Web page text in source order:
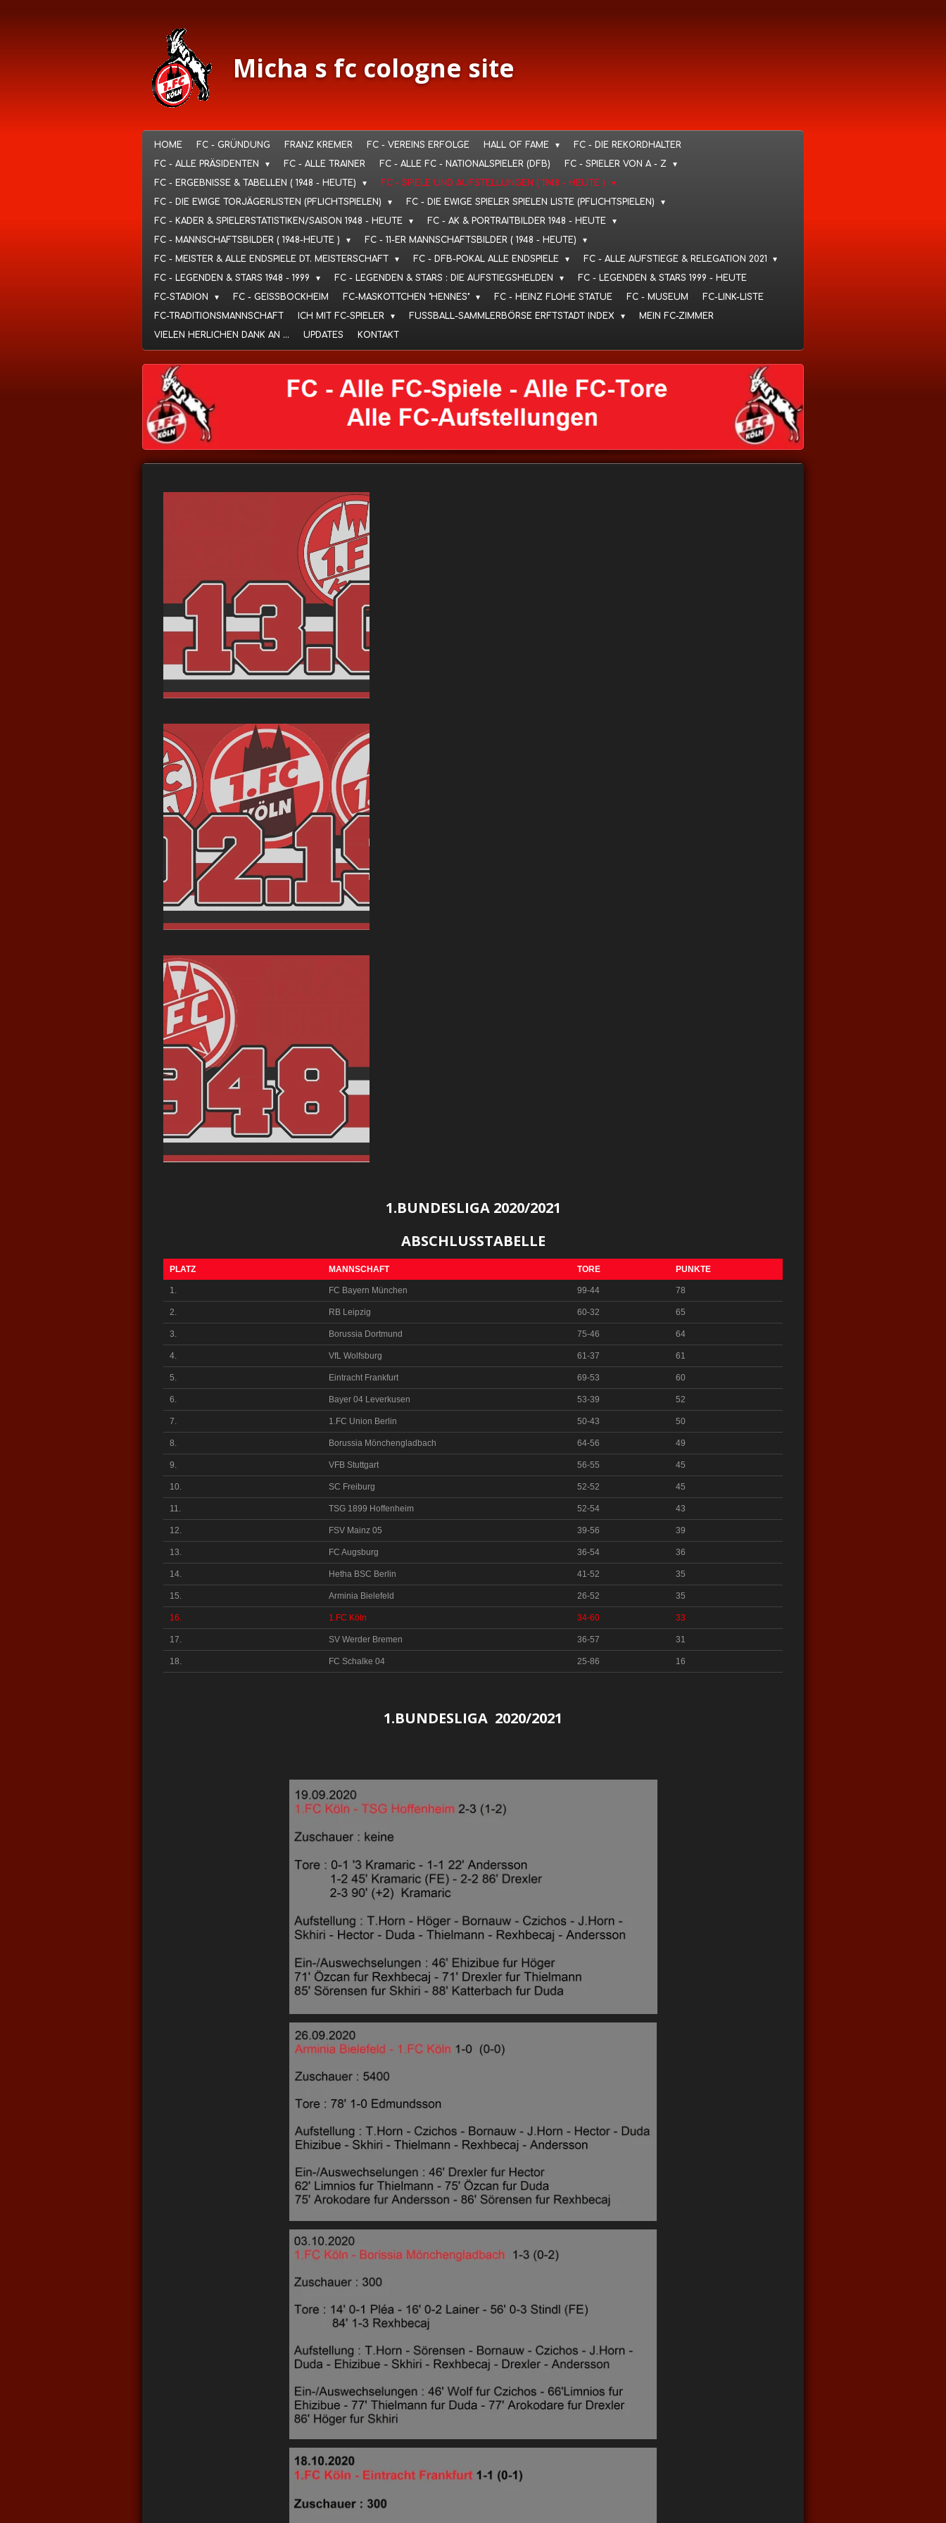
Micha s fc cologne site
HOME FC - GRÜNDUNG FRANZ KREMER FC - VEREINS ERFOLGE HALL OF FAME
FC - DIE REKORDHALTER
FC - ALLE PRÄSIDENTEN
FC - ALLE TRAINER FC - ALLE FC - NATIONALSPIELER (DFB)
FC - SPIELER VON A - Z
FC - ERGEBNISSE & TABELLEN ( 1948 - HEUTE)
FC - SPIELE UND AUFSTELLUNGEN ( 1948 - HEUTE )
FC - DIE EWIGE TORJÄGERLISTEN (PFLICHTSPIELEN)
FC - DIE EWIGE SPIELER SPIELEN LISTE (PFLICHTSPIELEN)
FC - KADER & SPIELERSTATISTIKEN/SAISON 1948 - HEUTE
FC - AK & PORTRAITBILDER 1948 - HEUTE
FC - MANNSCHAFTSBILDER ( 1948-HEUTE )
FC - 11-ER MANNSCHAFTSBILDER ( 1948 - HEUTE)
FC - MEISTER & ALLE ENDSPIELE DT. MEISTERSCHAFT
FC - DFB-POKAL ALLE ENDSPIELE
FC - ALLE AUFSTIEGE & RELEGATION 2021
FC - LEGENDEN & STARS 1948 - 1999
FC - LEGENDEN & STARS : DIE AUFSTIEGSHELDEN
FC - LEGENDEN & STARS 1999 - HEUTE
FC-STADION
FC - GEISSBOCKHEIM FC-MASKOTTCHEN "HENNES" FC - HEINZ FLOHE STATUE FC - MUSEUM
FC-LINK-LISTE
FC-TRADITIONSMANNSCHAFT
ICH MIT FC-SPIELER FUSSBALL-SAMMLERBÖRSE ERFTSTADT INDEX
MEIN FC-ZIMMER
VIELEN HERLICHEN DANK AN ...
UPDATES KONTAKT
1.BUNDESLIGA 2020/2021
ABSCHLUSSTABELLE
PLATZ MANNSCHAFT TORE PUNKTE
1. FC Bayern München 99-44 78
2. RB Leipzig 60-32 65
3. Borussia Dortmund 75-46 64
4. VfL Wolfsburg 61-37 61
5. Eintracht Frankfurt 69-53 60
6. Bayer 04 Leverkusen 53-39 52
7. 1.FC Union Berlin 50-43 50
8. Borussia Mönchengladbach 64-56 49
9. VFB Stuttgart 56-55 45
10. SC Freiburg 52-52 45
11. TSG 1899 Hoffenheim 52-54 43
12. FSV Mainz 05 39-56 39
13. FC Augsburg 36-54 36
14. Hetha BSC Berlin 41-52 35
15. Arminia Bielefeld 26-52 35
16. 1.FC Köln 34-60 33
17. SV Werder Bremen 36-57 31
18. FC Schalke 04 25-86 16
1.BUNDESLIGA 2020/2021